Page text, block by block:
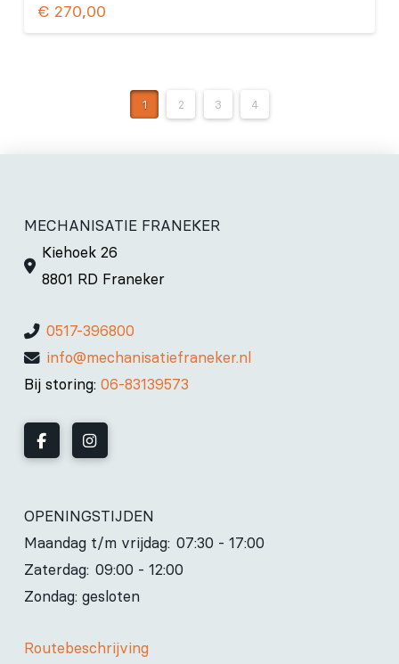
€ 270,00
1 2 3 4
MECHANISATIE FRANEKER
Kiehoek 26
8801 RD Franeker
0517-396800
info@mechanisatiefraneker.nl
Bij storing: 06-83139573
OPENINGSTIJDEN
Maandag t/m vrijdag: 07:30 - 17:00
Zaterdag: 09:00 - 12:00
Zondag: gesloten
Routebeschrijving